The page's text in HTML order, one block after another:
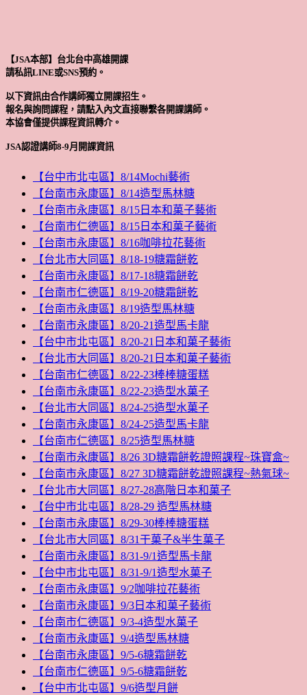
【JSA本部】台北台中高雄開課
請私訊LINE或SNS預約。
以下資訊由合作講師獨立開課招生。
報名與詢問課程，請點入內文直接聯繫各開課講師。
本協會僅提供課程資訊轉介。
JSA認證講師8-9月開課資訊
【台中市北屯區】8/14Mochi藝術
【台南市永康區】8/14造型馬林糖
【台南市永康區】8/15日本和菓子藝術
【台南市仁德區】8/15日本和菓子藝術
【台南市永康區】8/16咖啡拉花藝術
【台北市大同區】8/18-19糖霜餅乾
【台南市永康區】8/17-18糖霜餅乾
【台南市仁德區】8/19-20糖霜餅乾
【台南市永康區】8/19造型馬林糖
【台南市永康區】8/20-21造型馬卡龍
【台中市北屯區】8/20-21日本和菓子藝術
【台北市大同區】8/20-21日本和菓子藝術
【台南市仁德區】8/22-23棒棒糖蛋糕
【台南市永康區】8/22-23造型水菓子
【台北市大同區】8/24-25造型水菓子
【台南市永康區】8/24-25造型馬卡龍
【台南市仁德區】8/25造型馬林糖
【台南市永康區】8/26 3D糖霜餅乾證照課程~珠寶盒~
【台南市永康區】8/27 3D糖霜餅乾證照課程~熱氣球~
【台北市大同區】8/27-28高階日本和菓子
【台中市北屯區】8/28-29 造型馬林糖
【台南市永康區】8/29-30棒棒糖蛋糕
【台北市大同區】8/31干菓子&半生菓子
【台南市永康區】8/31-9/1造型馬卡龍
【台中市北屯區】8/31-9/1造型水菓子
【台南市永康區】9/2咖啡拉花藝術
【台南市永康區】9/3日本和菓子藝術
【台南市仁德區】9/3-4造型水菓子
【台南市永康區】9/4造型馬林糖
【台南市永康區】9/5-6糖霜餅乾
【台南市仁德區】9/5-6糖霜餅乾
【台中市北屯區】9/6造型月餅